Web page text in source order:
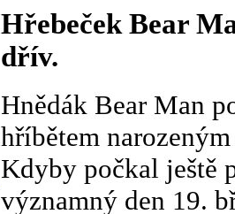
Hřebeček Bear
dřív.
Hnědák Bear Man
hříbětem
Kdyby počkal ještě
významný den 19.